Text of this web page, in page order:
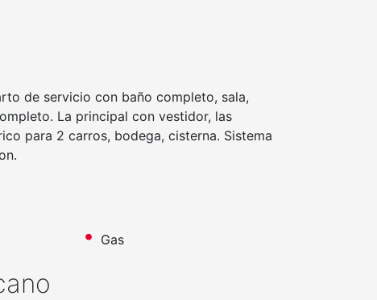
de servicio con baño completo, sala,
La principal con vestidor, las
para 2 carros, bodega, cisterna. Sistema
Gas